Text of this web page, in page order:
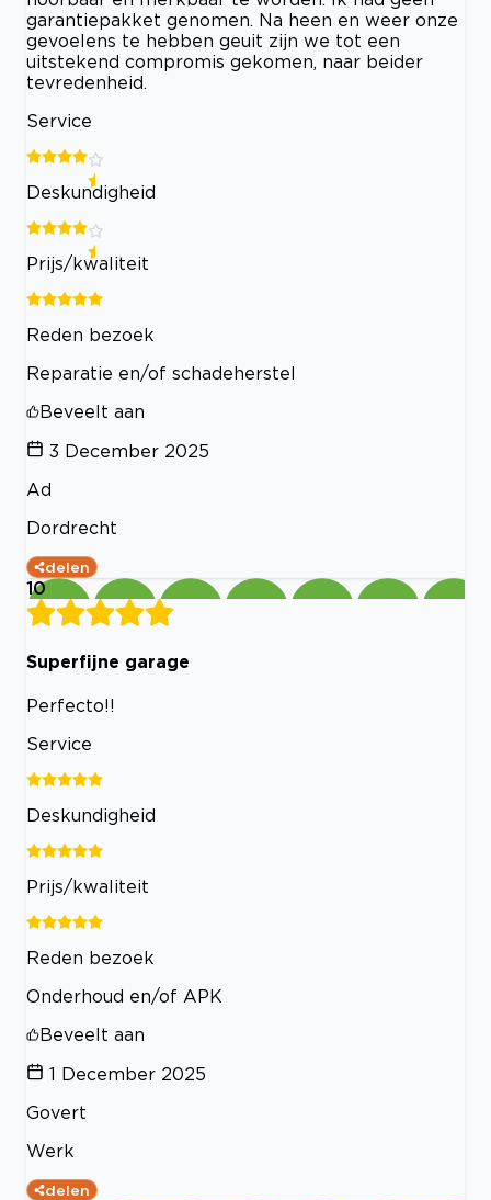
garantiepakket genomen. Na heen en weer onze
gevoelens te hebben geuit zijn we tot een
uitstekend compromis gekomen, naar beider
tevredenheid.
Service
Deskundigheid
Prijs/kwaliteit
Reden bezoek
Reparatie en/of schadeherstel
Beveelt aan
3 December 2025
Ad
Dordrecht
delen
10
Superfijne garage
Perfecto!!
Service
Deskundigheid
Prijs/kwaliteit
Reden bezoek
Onderhoud en/of APK
Beveelt aan
1 December 2025
Govert
Werk
delen